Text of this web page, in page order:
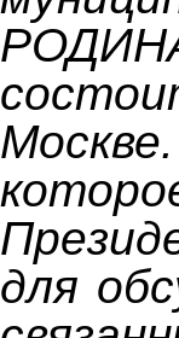
Москве.
для